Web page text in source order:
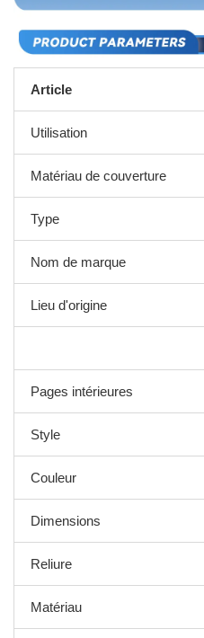
Article
Utilisation
Matériau de couverture
Type
Nom de marque
Lieu d'origine
Pages intérieures
Style
Couleur
Dimensions
Reliure
Matériau